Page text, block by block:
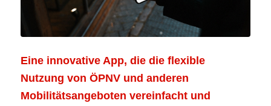
Eine innovative App, die die flexible
Nutzung von ÖPNV und anderen
Mobilitätsangeboten vereinfacht und